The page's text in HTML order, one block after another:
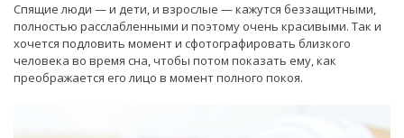
Спящие люди — и дети, и взрослые — кажутся беззащитными,
полностью расслабленными и поэтому очень красивыми. Так и
хочется подловить момент и сфотографировать близкого
человека во время сна, чтобы потом показать ему, как
преображается его лицо в момент полного покоя.